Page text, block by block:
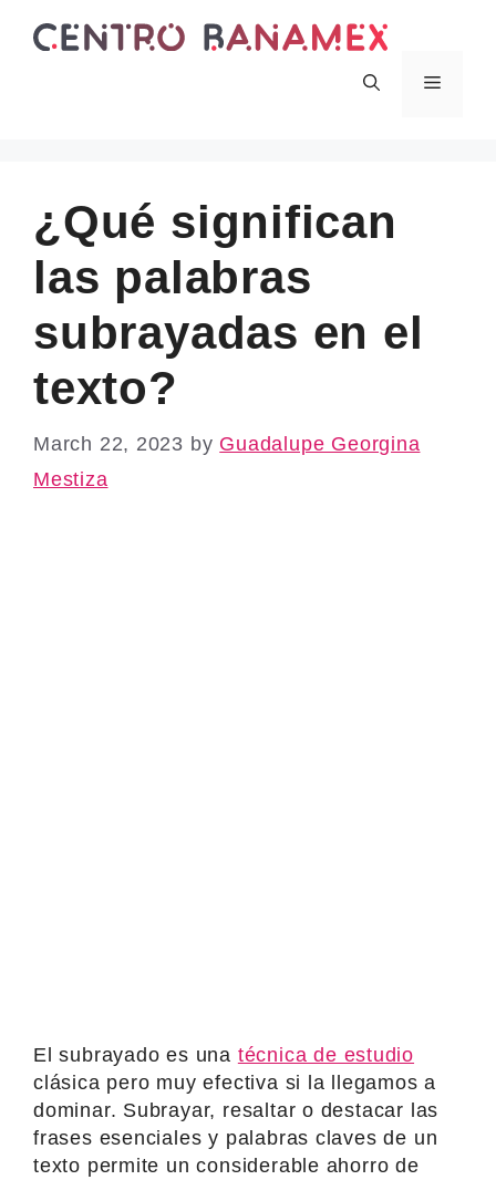
Menu
¿Qué significan
las palabras
subrayadas en el
texto?
March 22, 2023 by Guadalupe Georgina
Mestiza
El subrayado es una técnica de estudio
clásica pero muy efectiva si la llegamos a
dominar. Subrayar, resaltar o destacar las
frases esenciales y palabras claves de un
texto permite un considerable ahorro de